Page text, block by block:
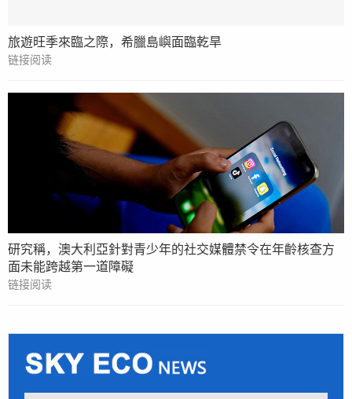
旅遊旺季來臨之際，希臘島嶼面臨乾旱
链接阅读
研究稱，澳大利亞針對青少年的社交媒體禁令在年齡核查方
面未能跨越第一道障礙
链接阅读